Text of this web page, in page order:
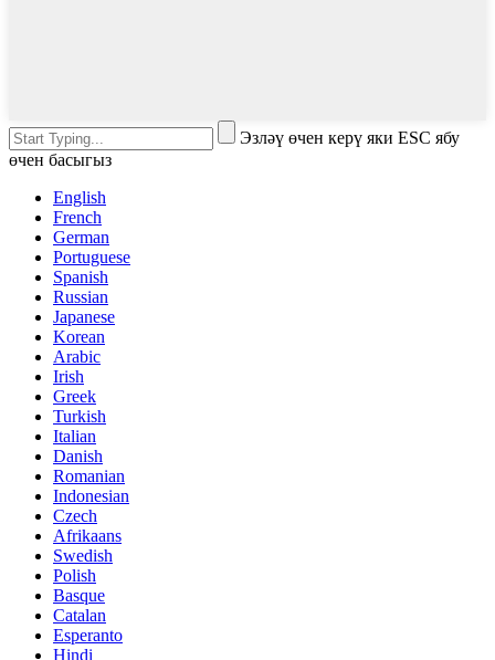
Эзләү өчен керү яки ESC ябу
өчен басыгыз
English
French
German
Portuguese
Spanish
Russian
Japanese
Korean
Arabic
Irish
Greek
Turkish
Italian
Danish
Romanian
Indonesian
Czech
Afrikaans
Swedish
Polish
Basque
Catalan
Esperanto
Hindi